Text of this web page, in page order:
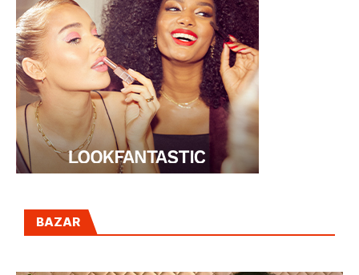
BAZAR